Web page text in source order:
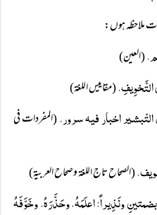
ملاحظہ ہوں:
(العین)
التَّخوِیفِ.(مقاییس اللغة)
اخبار فیہ سرور.(المفردات فی
(الصحاح تاج اللغة وصحاح العربیة)
ونَذِیراً: اعلَمَہُ، وحَذَّرَہُ، وخَوَّفَہُ